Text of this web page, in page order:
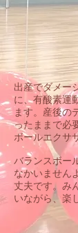
出産でダメー
に、有酸素運
ます。産後の
ったままで必
ボールエクサ
バランスボー
なかいません
丈夫です。み
いながら、楽